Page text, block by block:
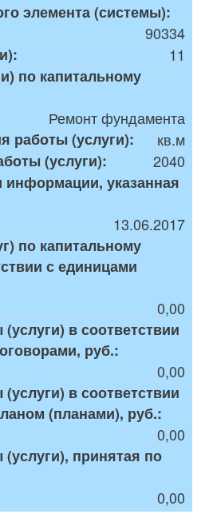
элемента (системы):
90334
11
по капитальному
Ремонт фундамента
работы (услуги):
кв.м
(услуги):
2040
информации, указанная
13.06.2017
по капитальному
с единицами
0,00
в соответствии
руб.:
0,00
в соответствии
(планами), руб.:
0,00
принятая по
0,00